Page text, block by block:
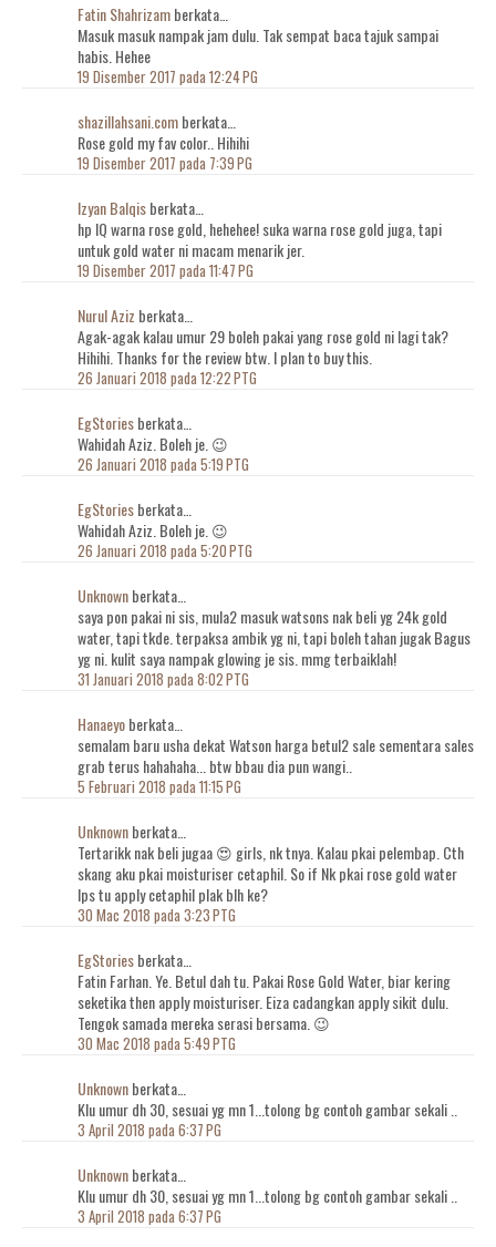
Fatin Shahrizamberkata…
Masuk masuk nampak jam dulu. Tak sempat baca tajuk sampai
habis. Hehee
19 Disember 2017 pada 12:24 PG
shazillahsani.comberkata…
Rose gold my fav color.. Hihihi
19 Disember 2017 pada 7:39 PG
Izyan Balqisberkata…
hp IQ warna rose gold, hehehee! suka warna rose gold juga, tapi
untuk gold water ni macam menarik jer.
19 Disember 2017 pada 11:47 PG
Nurul Aziz berkata…
Agak-agak kalau umur 29 boleh pakai yang rose gold ni lagi tak?
Hihihi. Thanks for the review btw. I plan to buy this.
26 Januari 2018 pada 12:22 PTG
EgStoriesberkata…
Wahidah Aziz. Boleh je. 😉
26 Januari 2018 pada 5:19 PTG
EgStoriesberkata…
Wahidah Aziz. Boleh je. 😉
26 Januari 2018 pada 5:20 PTG
Unknownberkata…
saya pon pakai ni sis, mula2 masuk watsons nak beli yg 24k gold
water, tapi tkde. terpaksa ambik yg ni, tapi boleh tahan jugak Bagus
yg ni. kulit saya nampak glowing je sis. mmg terbaiklah!
31 Januari 2018 pada 8:02 PTG
Hanaeyoberkata…
semalam baru usha dekat Watson harga betul2 sale sementara sales
grab terus hahahaha... btw bbau dia pun wangi..
5 Februari 2018 pada 11:15 PG
Unknownberkata…
Tertarikk nak beli jugaa 😍 girls, nk tnya. Kalau pkai pelembap. Cth
skang aku pkai moisturiser cetaphil. So if Nk pkai rose gold water
lps tu apply cetaphil plak blh ke?
30 Mac 2018 pada 3:23 PTG
EgStoriesberkata…
Fatin Farhan. Ye. Betul dah tu. Pakai Rose Gold Water, biar kering
seketika then apply moisturiser. Eiza cadangkan apply sikit dulu.
Tengok samada mereka serasi bersama. 😉
30 Mac 2018 pada 5:49 PTG
Unknownberkata…
Klu umur dh 30, sesuai yg mn 1...tolong bg contoh gambar sekali ..
3 April 2018 pada 6:37 PG
Unknownberkata…
Klu umur dh 30, sesuai yg mn 1...tolong bg contoh gambar sekali ..
3 April 2018 pada 6:37 PG